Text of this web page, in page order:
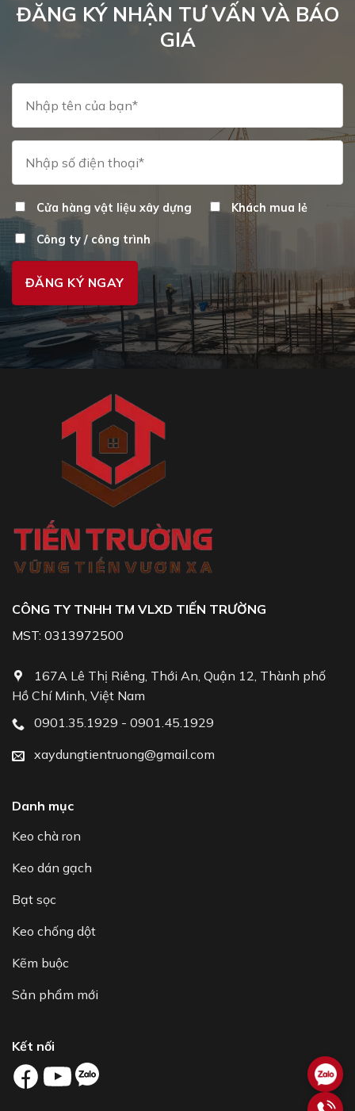
thể
được
trang
ĐĂNG KÝ NHẬN TƯ VẤN VÀ BÁO
GIÁ
Cửa hàng vật liệu xây dựng Khách mua lẻ
Công ty / công trình
CÔNG TY TNHH TM VLXD TIẾN TRƯỜNG
MST: 0313972500
167A Lê Thị Riêng, Thới An, Quận 12, Thành phố
Hồ Chí Minh, Việt Nam
0901.35.1929 - 0901.45.1929
xaydungtientruong@gmail.com
Danh mục
Keo chà ron
Keo dán gạch
Bạt sọc
Keo chống dột
Kẽm buộc
Sản phẩm mới
Kết nối